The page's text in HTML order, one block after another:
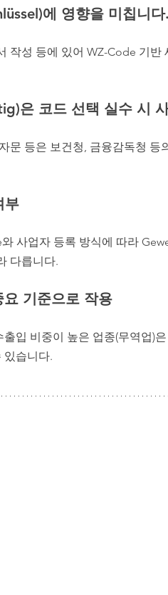
에 영향을 미칩니다.
작성 등에 있어 WZ-Code 기반
은 코드 선택 실수 시
문 등은 보건청, 금융감독청 등
부
사업자 등록 방식에 따라
다릅니다.
기준으로 작용
입 비중이 높은 업종(무역업)
있습니다.